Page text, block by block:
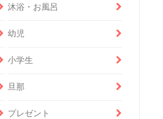
沐浴・お風呂
幼児
小学生
旦那
プレゼント